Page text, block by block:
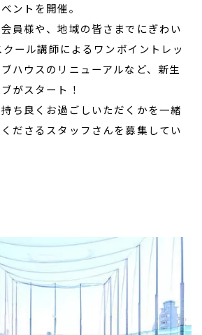
ントを開催。
員様や、地域の皆さまでにぎわい
ール講師によるワンポイントレッ
ハウスのリニューアルなど、新生
がスタート！
ち良くお過ごしいただくかを一緒
ださるスタッフさんを募集してい